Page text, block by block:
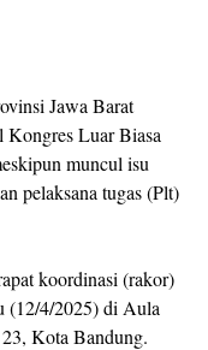
Jawa Barat
Kongres Luar Biasa
muncul isu
pelaksana tugas (Plt)
koordinasi (rakor)
(12/4/2025) di Aula
Kota Bandung.